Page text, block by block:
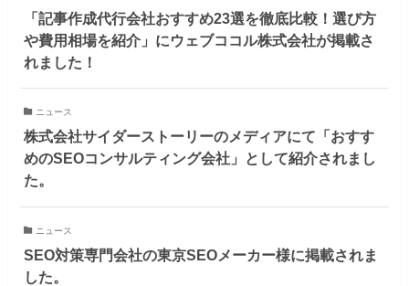
「記事作成代行会社おすすめ23選を徹底比較！選び方
や費用相場を紹介」にウェブココル株式会社が掲載さ
れました！
ニュース
株式会社サイダーストーリーのメディアにて「おすす
めのSEOコンサルティング会社」として紹介されまし
た。
ニュース
SEO対策専門会社の東京SEOメーカー様に掲載されま
した。